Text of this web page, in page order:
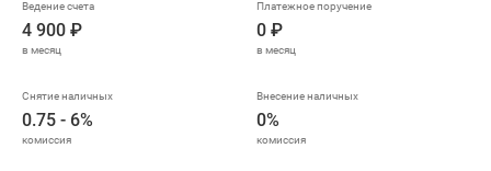
4 900 ₽ 0 ₽
0.75 - 6% 0%